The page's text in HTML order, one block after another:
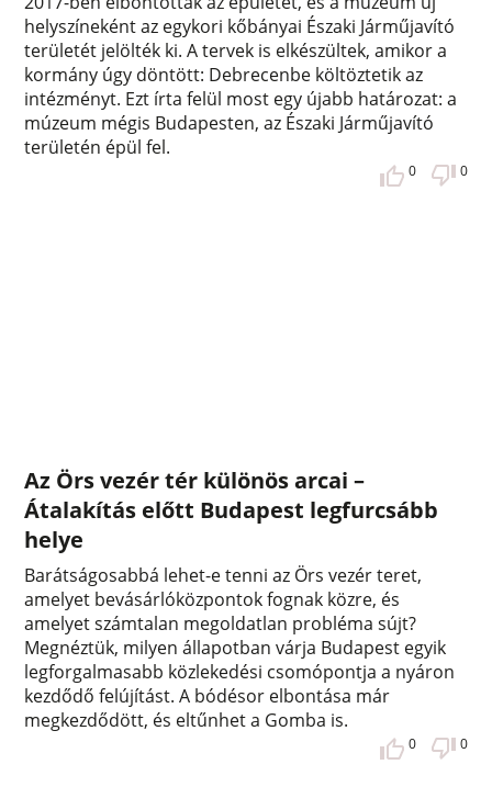
helyszíneként az egykori kőbányai Északi Járműjavító
területét jelölték ki. A tervek is elkészültek, amikor a
kormány úgy döntött: Debrecenbe költöztetik az
intézményt. Ezt írta felül most egy újabb határozat: a
múzeum mégis Budapesten, az Északi Járműjavító
területén épül fel.
0 0
Az Örs vezér tér különös arcai –
Átalakítás előtt Budapest legfurcsább
helye
Barátságosabbá lehet-e tenni az Örs vezér teret,
amelyet bevásárlóközpontok fognak közre, és
amelyet számtalan megoldatlan probléma sújt?
Megnéztük, milyen állapotban várja Budapest egyik
legforgalmasabb közlekedési csomópontja a nyáron
kezdődő felújítást. A bódésor elbontása már
megkezdődött, és eltűnhet a Gomba is.
0 0